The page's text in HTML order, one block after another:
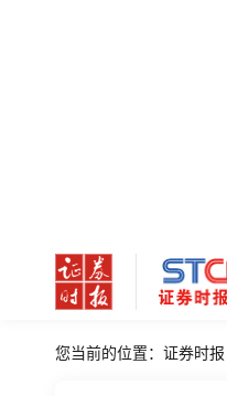
您当前的位置： 证券时报